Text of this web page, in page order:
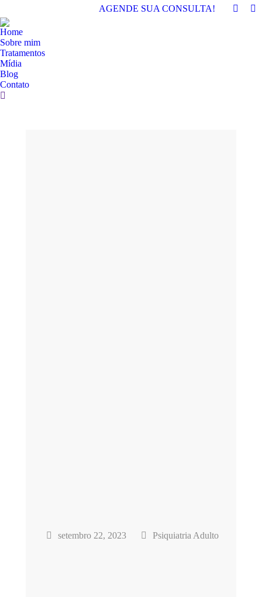
AGENDE SUA CONSULTA!
Home
Sobre mim
Tratamentos
Mídia
Blog
Contato
setembro 22, 2023 Psiquiatria Adulto